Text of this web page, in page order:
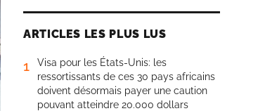
ARTICLES LES PLUS LUS
1
Visa pour les États-Unis: les
ressortissants de ces 30 pays africains
doivent désormais payer une caution
pouvant atteindre 20.000 dollars